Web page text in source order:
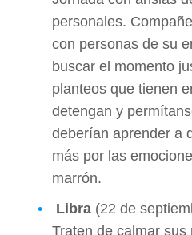
personales.
con personas de su
buscar el momento
planteos que tienen
detengan y
deberían aprender a
más por las
marrón.
Libra (22 de
Traten de calmar